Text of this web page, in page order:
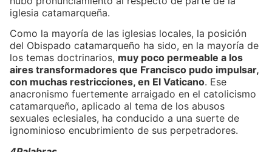
iglesia catamarqueña.
Como la mayoría de las iglesias locales, la posición
del Obispado catamarqueño ha sido, en la mayoría de
los temas doctrinarios, muy poco permeable a los
aires transformadores que Francisco pudo impulsar,
con muchas restricciones, en El Vaticano. Ese
anacronismo fuertemente arraigado en el catolicismo
catamarqueño, aplicado al tema de los abusos
sexuales eclesiales, ha conducido a una suerte de
ignominioso encubrimiento de sus perpetradores.